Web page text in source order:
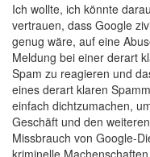
Ich wollte, ich könnte
vertrauen, dass Google
genug wäre, auf eine
Meldung bei einer derart
Spam zu reagieren und
eines derart klaren
einfach dichtzumachen,
Geschäft und den weiteren
Missbrauch von Google-
kriminelle